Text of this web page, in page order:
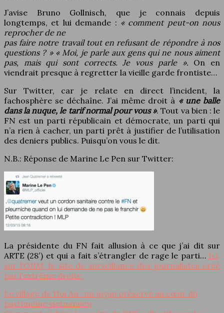
J’avise Bruno Gollnisch, que je connais depuis
longtemps, et lui demande : « comment peut-on nous
reprocher de ne
pas faire notre travail tout en refusant de répondre à nos
questions ? » « Moi, je parle aux gens qui ne nous aiment
pas, mais qui sont corrects. Je vous parle ». On en
viendrait presque à regretter la vieille garde frontiste…
Sur Twitter, car je relate en direct l’incident, la
fachosphère se déchaîne. J’ai même droit à « une balle
dans la nuque, le tarif normal pour vous ». Tout va bien : le
FN est un parti républicain et démocrate, un parti qui
n’a rien à cacher, un parti prêt à justifier de l’utilisation
des deniers publics. Puisqu’on vous le dit.
N.B.: Réponse de Marine Le Pen sur Twitter:
La présidente du FN fait allusion à ce que j’ai dit sur
ARTE (28′) et qui a fait s’étrangler de rage le parti… Ici,
sur l’OJIM, le site de surveillance des journalistes créé
par l’extrême droite.
Le village de Hoi An : un joyau préservé au cœur du
patrimoine vietnamien